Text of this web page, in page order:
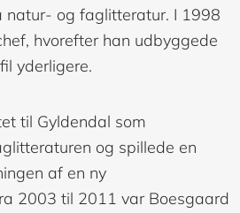
natur- og faglitteratur. I 1998
hvorefter han udbyggede
yderligere.
til Gyldendal som
og spillede en
af en ny
2003 til 2011 var Boesgaard